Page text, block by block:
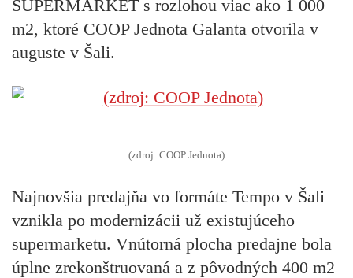
SUPERMARKET s rozlohou viac ako 1 000
m2, ktoré COOP Jednota Galanta otvorila v
auguste v Šali.
(zdroj: COOP Jednota)
Najnovšia predajňa vo formáte Tempo v Šali
vznikla po modernizácii už existujúceho
supermarketu. Vnútorná plocha predajne bola
úplne zrekonštruovaná a z pôvodných 400 m2